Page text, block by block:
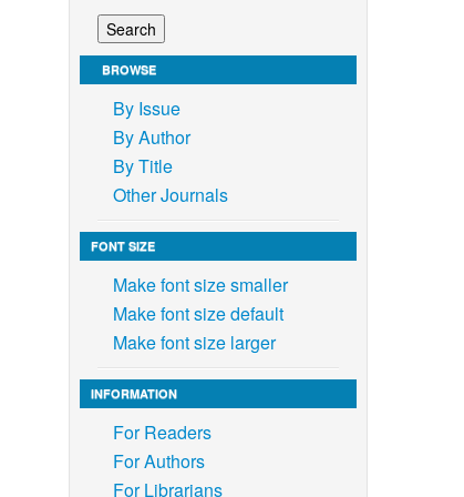
BROWSE
By Issue
By Author
By Title
Other Journals
FONT SIZE
Make font size smaller
Make font size default
Make font size larger
INFORMATION
For Readers
For Authors
For Librarians